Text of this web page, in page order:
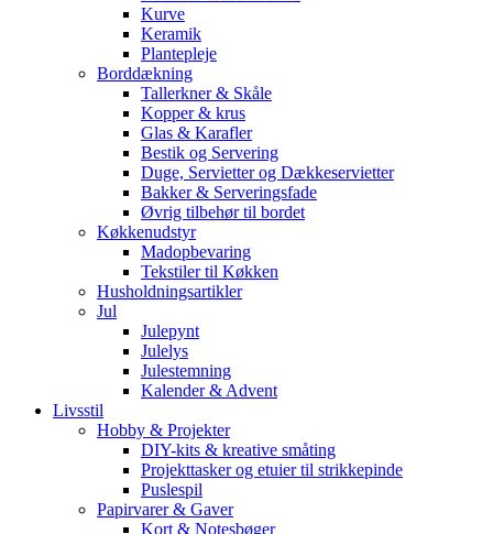
Kurve
Keramik
Plantepleje
Borddækning
Tallerkner & Skåle
Kopper & krus
Glas & Karafler
Bestik og Servering
Duge, Servietter og Dækkeservietter
Bakker & Serveringsfade
Øvrig tilbehør til bordet
Køkkenudstyr
Madopbevaring
Tekstiler til Køkken
Husholdningsartikler
Jul
Julepynt
Julelys
Julestemning
Kalender & Advent
Livsstil
Hobby & Projekter
DIY-kits & kreative småting
Projekttasker og etuier til strikkepinde
Puslespil
Papirvarer & Gaver
Kort & Notesbøger